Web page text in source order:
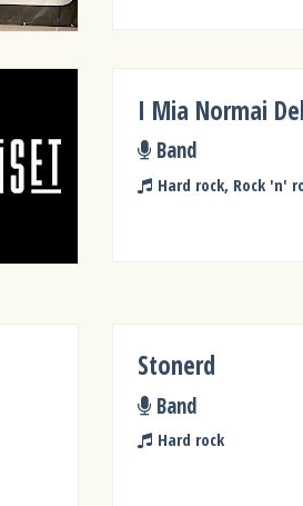
I Mia Normai
Band
Hard rock, Rock 'n'
Stonerd
Band
Hard rock